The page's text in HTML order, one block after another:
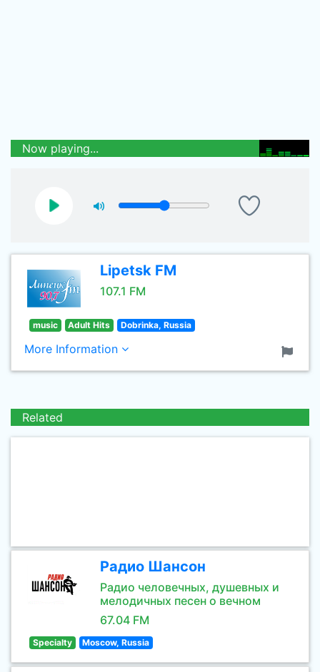
Now playing...
Lipetsk FM
107.1 FM
music Adult Hits Dobrinka, Russia
More Information
Related
Радио Шансон
Радио человечных, душевных и
мелодичных песен о вечном
67.04 FM
Specialty Moscow, Russia